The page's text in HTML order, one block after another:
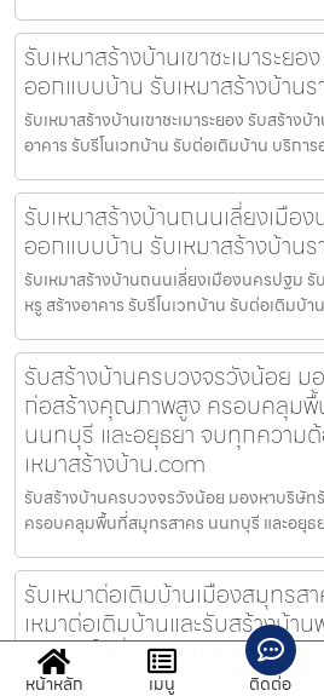
รับเหมาสร้างบ้านเขาชะเมาระย
ออกแบบบ้าน รับเหมาสร้างบ้าน
รับเหมาสร้างบ้านเขาชะเมาระยอง รับสร้างบ้
อาคาร รับรีโนเวทบ้าน รับต่อเติมบ้าน บริกา
รับเหมาสร้างบ้านถนนเลี่ยงเมือ
ออกแบบบ้าน รับเหมาสร้างบ้าน
รับเหมาสร้างบ้านถนนเลี่ยงเมืองนครปฐม รั
หรู สร้างอาคาร รับรีโนเวทบ้าน รับต่อเติมบ้า
รับสร้างบ้านครบวงจรวังน้อย ม
ก่อสร้างคุณภาพสูง ครอบคลุม
นนทบุรี และอยุธยา จบทุกความ
เหมาสร้างบ้าน.com
รับสร้างบ้านครบวงจรวังน้อย มองหาบริษั
ครอบคลุมพื้นที่สมุทรสาคร นนทบุรี และอยุ
รับเหมาต่อเติมบ้านเมืองสมุทรส
เหมาต่อเติมบ้านและรับสร้างบ้า
ครบจบในที่เดียว รับเหมาสร้างบ้
รับเหมาต่อเติมบ้านเมืองสมุทรสาคร เรามีบ
หน้าหลัก เมนู ติดต่อ